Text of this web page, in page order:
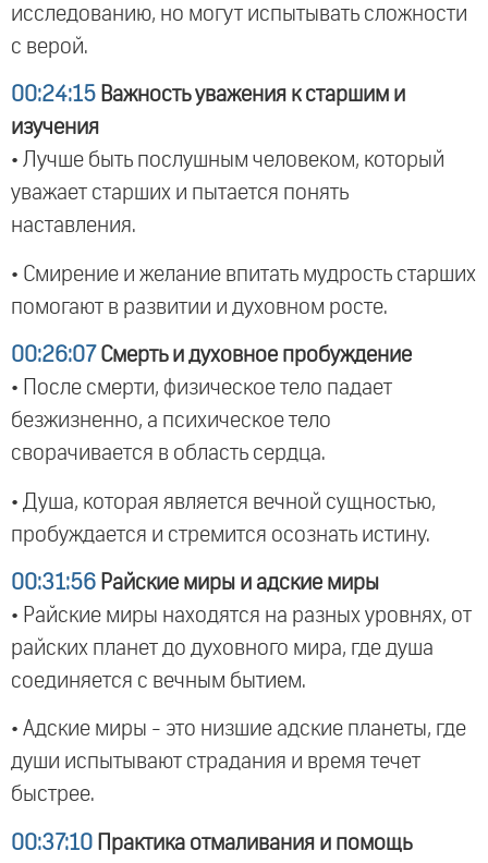
исследованию, но могут испытывать сложности
с верой.
00:24:15 Важность уважения к старшим и
изучения
• Лучше быть послушным человеком, который
уважает старших и пытается понять
наставления.
• Смирение и желание впитать мудрость старших
помогают в развитии и духовном росте.
00:26:07 Смерть и духовное пробуждение
• После смерти, физическое тело падает
безжизненно, а психическое тело
сворачивается в область сердца.
• Душа, которая является вечной сущностью,
пробуждается и стремится осознать истину.
00:31:56 Райские миры и адские миры
• Райские миры находятся на разных уровнях, от
райских планет до духовного мира, где душа
соединяется с вечным бытием.
• Адские миры - это низшие адские планеты, где
души испытывают страдания и время течет
быстрее.
00:37:10 Практика отмаливания и помощь